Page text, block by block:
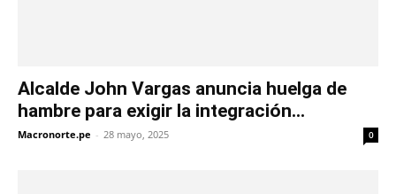
Alcalde John Vargas anuncia huelga de
hambre para exigir la integración...
Macronorte.pe - 28 mayo, 2025 0